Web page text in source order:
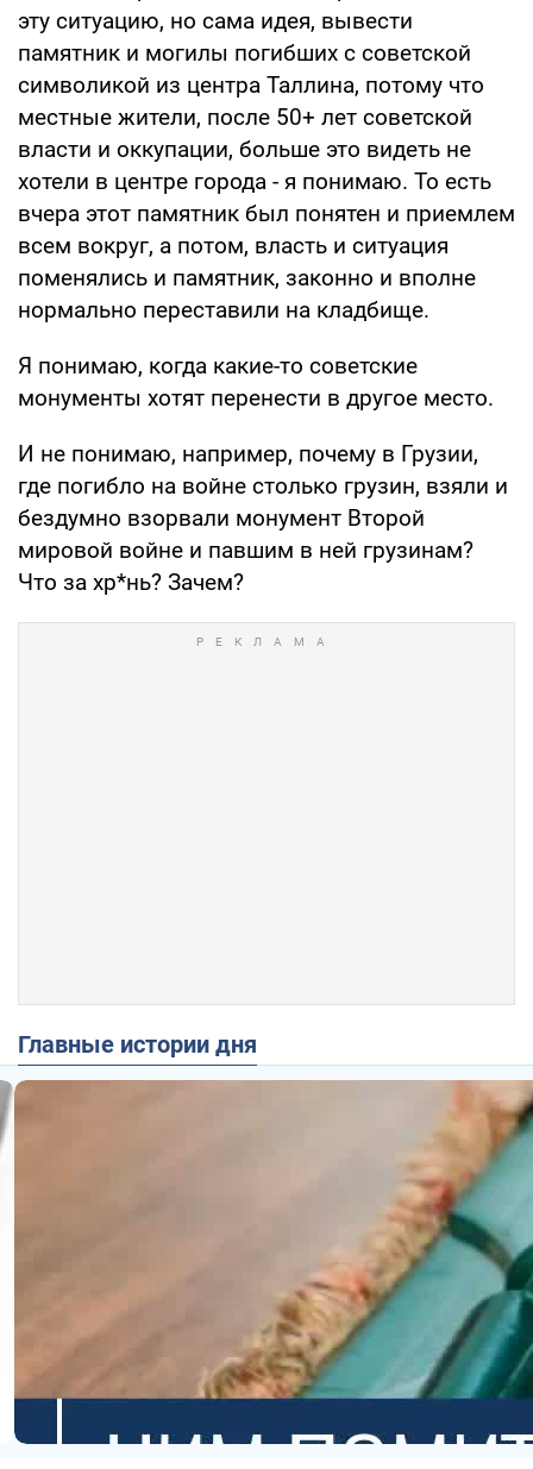
эту ситуацию, но сама идея, вывести
памятник и могилы погибших с советской
символикой из центра Таллина, потому что
местные жители, после 50+ лет советской
власти и оккупации, больше это видеть не
хотели в центре города - я понимаю. То есть
вчера этот памятник был понятен и приемлем
всем вокруг, а потом, власть и ситуация
поменялись и памятник, законно и вполне
нормально переставили на кладбище.
Я понимаю, когда какие-то советские
монументы хотят перенести в другое место.
И не понимаю, например, почему в Грузии,
где погибло на войне столько грузин, взяли и
бездумно взорвали монумент Второй
мировой войне и павшим в ней грузинам?
Что за хр*нь? Зачем?
Главные истории дня